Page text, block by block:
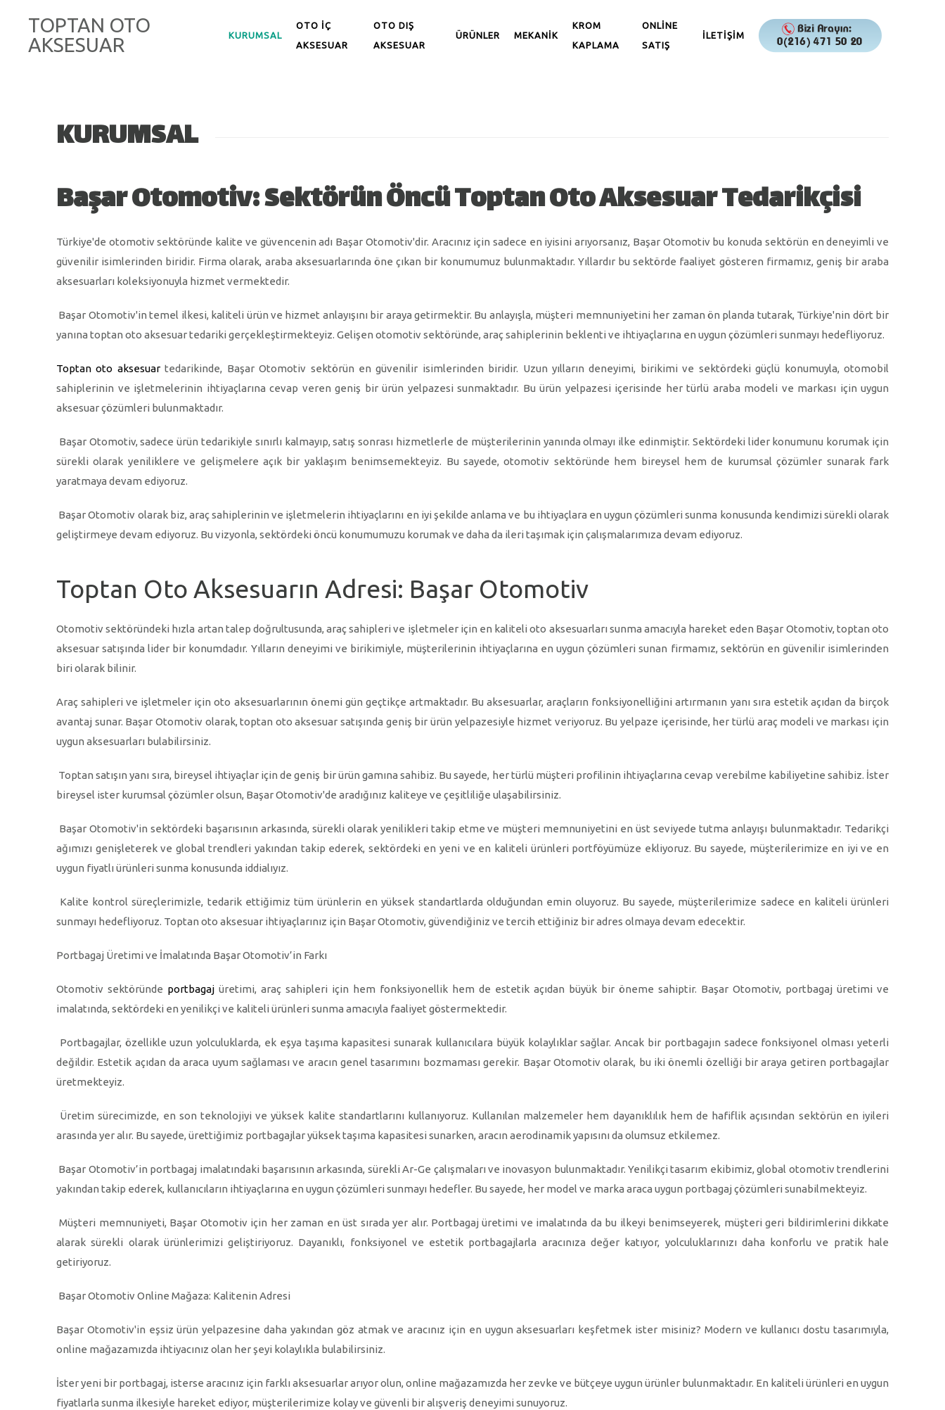
TOPTAN OTO
AKSESUAR
KURUMSAL
OTO İÇ
AKSESUAR
OTO DIŞ
AKSESUAR
ÜRÜNLER MEKANİK
KROM
KAPLAMA
ONLİNE
SATIŞ
İLETİŞİM
KURUMSAL
Başar Otomotiv: Sektörün Öncü Toptan Oto Aksesuar Tedarikçisi
Türkiye'de otomotiv sektöründe kalite ve güvencenin adı Başar Otomotiv'dir. Aracınız için sadece en iyisini arıyorsanız, Başar Otomotiv bu konuda sektörün en deneyimli ve
güvenilir isimlerinden biridir. Firma olarak, araba aksesuarlarında öne çıkan bir konumumuz bulunmaktadır. Yıllardır bu sektörde faaliyet gösteren firmamız, geniş bir araba
aksesuarları koleksiyonuyla hizmet vermektedir.
Başar Otomotiv'in temel ilkesi, kaliteli ürün ve hizmet anlayışını bir araya getirmektir. Bu anlayışla, müşteri memnuniyetini her zaman ön planda tutarak, Türkiye'nin dört bir
yanına toptan oto aksesuar tedariki gerçekleştirmekteyiz. Gelişen otomotiv sektöründe, araç sahiplerinin beklenti ve ihtiyaçlarına en uygun çözümleri sunmayı hedefliyoruz.
Toptan oto aksesuartedarikinde, Başar Otomotiv sektörün en güvenilir isimlerinden biridir. Uzun yılların deneyimi, birikimi ve sektördeki güçlü konumuyla, otomobil
sahiplerinin ve işletmelerinin ihtiyaçlarına cevap veren geniş bir ürün yelpazesi sunmaktadır. Bu ürün yelpazesi içerisinde her türlü araba modeli ve markası için uygun
aksesuar çözümleri bulunmaktadır.
Başar Otomotiv, sadece ürün tedarikiyle sınırlı kalmayıp, satış sonrası hizmetlerle de müşterilerinin yanında olmayı ilke edinmiştir. Sektördeki lider konumunu korumak için
sürekli olarak yeniliklere ve gelişmelere açık bir yaklaşım benimsemekteyiz. Bu sayede, otomotiv sektöründe hem bireysel hem de kurumsal çözümler sunarak fark
yaratmaya devam ediyoruz.
Başar Otomotiv olarak biz, araç sahiplerinin ve işletmelerin ihtiyaçlarını en iyi şekilde anlama ve bu ihtiyaçlara en uygun çözümleri sunma konusunda kendimizi sürekli olarak
geliştirmeye devam ediyoruz. Bu vizyonla, sektördeki öncü konumumuzu korumak ve daha da ileri taşımak için çalışmalarımıza devam ediyoruz.
Toptan Oto Aksesuarın Adresi: Başar Otomotiv
Otomotiv sektöründeki hızla artan talep doğrultusunda, araç sahipleri ve işletmeler için en kaliteli oto aksesuarları sunma amacıyla hareket eden Başar Otomotiv, toptan oto
aksesuar satışında lider bir konumdadır. Yılların deneyimi ve birikimiyle, müşterilerinin ihtiyaçlarına en uygun çözümleri sunan firmamız, sektörün en güvenilir isimlerinden
biri olarak bilinir.
Araç sahipleri ve işletmeler için oto aksesuarlarının önemi gün geçtikçe artmaktadır. Bu aksesuarlar, araçların fonksiyonelliğini artırmanın yanı sıra estetik açıdan da birçok
avantaj sunar. Başar Otomotiv olarak, toptan oto aksesuar satışında geniş bir ürün yelpazesiyle hizmet veriyoruz. Bu yelpaze içerisinde, her türlü araç modeli ve markası için
uygun aksesuarları bulabilirsiniz.
Toptan satışın yanı sıra, bireysel ihtiyaçlar için de geniş bir ürün gamına sahibiz. Bu sayede, her türlü müşteri profilinin ihtiyaçlarına cevap verebilme kabiliyetine sahibiz. İster
bireysel ister kurumsal çözümler olsun, Başar Otomotiv'de aradığınız kaliteye ve çeşitliliğe ulaşabilirsiniz.
Başar Otomotiv'in sektördeki başarısının arkasında, sürekli olarak yenilikleri takip etme ve müşteri memnuniyetini en üst seviyede tutma anlayışı bulunmaktadır. Tedarikçi
ağımızı genişleterek ve global trendleri yakından takip ederek, sektördeki en yeni ve en kaliteli ürünleri portföyümüze ekliyoruz. Bu sayede, müşterilerimize en iyi ve en
uygun fiyatlı ürünleri sunma konusunda iddialıyız.
Kalite kontrol süreçlerimizle, tedarik ettiğimiz tüm ürünlerin en yüksek standartlarda olduğundan emin oluyoruz. Bu sayede, müşterilerimize sadece en kaliteli ürünleri
sunmayı hedefliyoruz. Toptan oto aksesuar ihtiyaçlarınız için Başar Otomotiv, güvendiğiniz ve tercih ettiğiniz bir adres olmaya devam edecektir.
Portbagaj Üretimi ve İmalatında Başar Otomotiv’in Farkı
Otomotiv sektöründe portbagaj üretimi, araç sahipleri için hem fonksiyonellik hem de estetik açıdan büyük bir öneme sahiptir. Başar Otomotiv, portbagaj üretimi ve
imalatında, sektördeki en yenilikçi ve kaliteli ürünleri sunma amacıyla faaliyet göstermektedir.
Portbagajlar, özellikle uzun yolculuklarda, ek eşya taşıma kapasitesi sunarak kullanıcılara büyük kolaylıklar sağlar. Ancak bir portbagajın sadece fonksiyonel olması yeterli
değildir. Estetik açıdan da araca uyum sağlaması ve aracın genel tasarımını bozmaması gerekir. Başar Otomotiv olarak, bu iki önemli özelliği bir araya getiren portbagajlar
üretmekteyiz.
Üretim sürecimizde, en son teknolojiyi ve yüksek kalite standartlarını kullanıyoruz. Kullanılan malzemeler hem dayanıklılık hem de hafiflik açısından sektörün en iyileri
arasında yer alır. Bu sayede, ürettiğimiz portbagajlar yüksek taşıma kapasitesi sunarken, aracın aerodinamik yapısını da olumsuz etkilemez.
Başar Otomotiv’in portbagaj imalatındaki başarısının arkasında, sürekli Ar-Ge çalışmaları ve inovasyon bulunmaktadır. Yenilikçi tasarım ekibimiz, global otomotiv trendlerini
yakından takip ederek, kullanıcıların ihtiyaçlarına en uygun çözümleri sunmayı hedefler. Bu sayede, her model ve marka araca uygun portbagaj çözümleri sunabilmekteyiz.
Müşteri memnuniyeti, Başar Otomotiv için her zaman en üst sırada yer alır. Portbagaj üretimi ve imalatında da bu ilkeyi benimseyerek, müşteri geri bildirimlerini dikkate
alarak sürekli olarak ürünlerimizi geliştiriyoruz. Dayanıklı, fonksiyonel ve estetik portbagajlarla aracınıza değer katıyor, yolculuklarınızı daha konforlu ve pratik hale
getiriyoruz.
Başar Otomotiv Online Mağaza: Kalitenin Adresi
Başar Otomotiv'in eşsiz ürün yelpazesine daha yakından göz atmak ve aracınız için en uygun aksesuarları keşfetmek ister misiniz? Modern ve kullanıcı dostu tasarımıyla,
online mağazamızda ihtiyacınız olan her şeyi kolaylıkla bulabilirsiniz.
İster yeni bir portbagaj, isterse aracınız için farklı aksesuarlar arıyor olun, online mağazamızda her zevke ve bütçeye uygun ürünler bulunmaktadır. En kaliteli ürünleri en uygun
fiyatlarla sunma ilkesiyle hareket ediyor, müşterilerimize kolay ve güvenli bir alışveriş deneyimi sunuyoruz.